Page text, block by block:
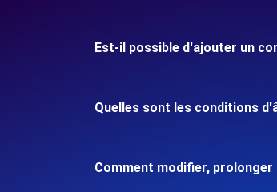
Est-il possible d'ajouter un
Quelles sont les conditions
Comment modifier,